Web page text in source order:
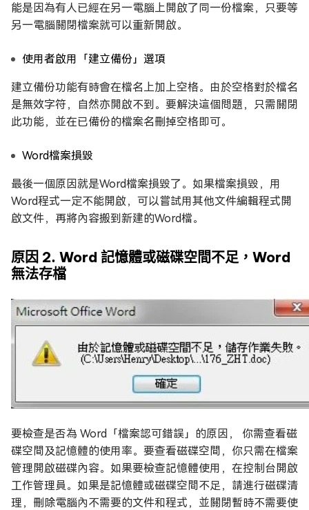
能是因為有人已經在另一電腦上開啟了同一份檔案，只要等
另一電腦關閉檔案就可以重新開啟。
使用者啟用「建立備份」選項
建立備份功能有時會在檔名上加上空格。由於空格對於檔名
是無效字符，自然亦開啟不到。要解決這個問題，只需關閉
此功能，並在已備份的檔案名刪掉空格即可。
Word檔案損毀
最後一個原因就是Word檔案損毀了。如果檔案損毀，用
Word程式一定不能開啟，可以嘗試用其他文件編輯程式開
啟文件，再將內容搬到新建的Word檔。
原因 2. Word 記憶體或磁碟空間不足，Word
無法存檔
要檢查是否為 Word「檔案認可錯誤」的原因， 你需查看磁
碟空間及記憶體的使用率。要查看磁碟空間，你只需在檔案
管理開啟磁碟內容。如果要檢查記憶體使用，在控制台開啟
工作管理員。如果是記憶體或磁碟空間不足，請進行磁碟清
理，刪除電腦內不需要的文件和程式，並關閉暫時不需要使